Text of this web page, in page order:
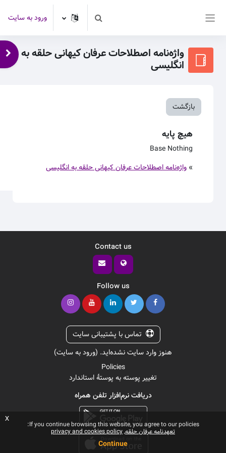
Toggle search inputورود به سایت
واژه‌نامه اصطلاحات عرفان کیهانی حلقه به
انگلیسی
بازگشت
هیچ پایه
Base Nothing
» واژه‌نامه اصطلاحات عرفان کیهانی حلقه به انگلیسی
Contact us
Follow us
تماس با پشتیبانی سایت
هنوز وارد سایت نشده‌اید. (ورود به سایت)
Policies
تغییر پوسته به پوستهٔ استاندارد
دریافت نرم‌افزار تلفن همراه
If you continue browsing this website, you agree to our policies:
تعهدنامه عرفان حلقه privacy and cookies policy
Continue
x